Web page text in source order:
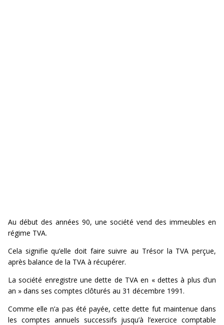
Au début des années 90, une société vend des immeubles en
régime TVA.
Cela signifie qu’elle doit faire suivre au Trésor la TVA perçue,
après balance de la TVA à récupérer.
La société enregistre une dette de TVA en « dettes à plus d’un
an » dans ses comptes clôturés au 31 décembre 1991.
Comme elle n’a pas été payée, cette dette fut maintenue dans
les comptes annuels successifs jusqu’à l’exercice comptable